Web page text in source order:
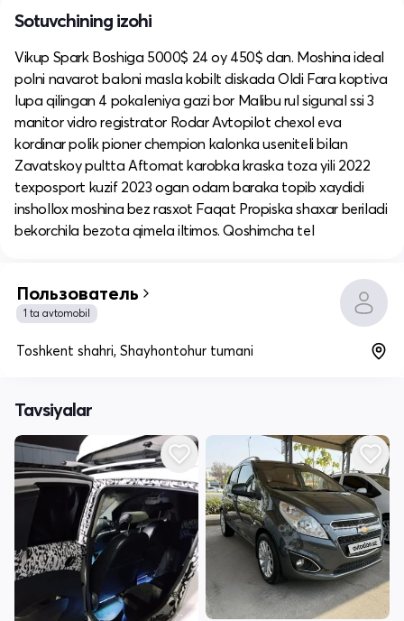
Sotuvchining izohi
Vikup Spark Boshiga 5000$ 24 oy 450$ dan. Moshina ideal
polni navarot baloni masla kobilt diskada Oldi Fara koptiva
lupa qilingan 4 pokaleniya gazi bor Malibu rul sigunal ssi 3
manitor vidro registrator Rodar Avtopilot chexol eva
kordinar polik pioner chempion kalonka useniteli bilan
Zavatskoy pultta Aftomat karobka kraska toza yili 2022
texposport kuzif 2023 ogan odam baraka topib xaydidi
inshollox moshina bez rasxot Faqat Propiska shaxar beriladi
bekorchila bezota qimela iltimos. Qoshimcha tel
Пользователь
1 ta avtomobil
Toshkent shahri, Shayhontohur tumani
Tavsiyalar